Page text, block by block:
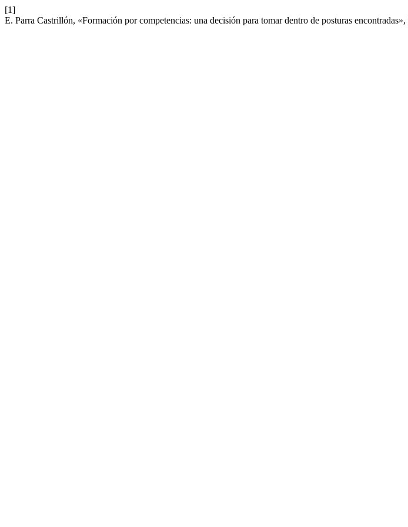
[1]
E. Parra Castrillón, «Formación por competencias: una decisión para tomar dentro de posturas encontradas»,